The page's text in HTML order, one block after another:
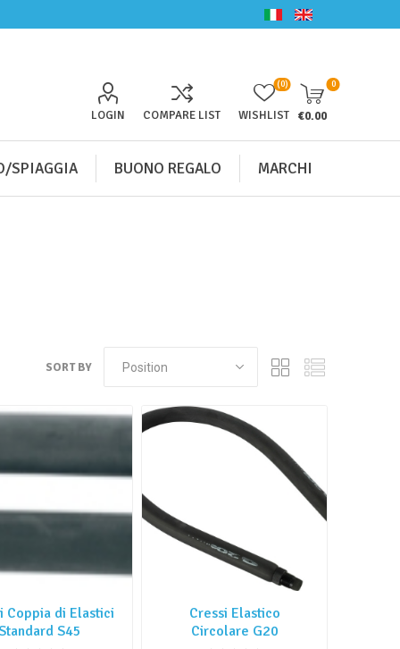
LOGIN COMPARE LIST WISHLIST
(0) 0
€0.00
SPIAGGIA BUONO REGALO MARCHI
SORT BY
Coppia di Elastici
S45
Cressi Elastico
Circolare G20